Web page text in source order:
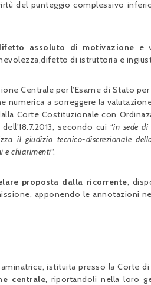
del punteggio complessivo
assoluto di motivazione e
di istruttoria e
Centrale per l’Esame di Stato per
a sorreggere la
Corte Costituzionale con
secondo cui “in sede
il giudizio tecnico-discrezionale
e chiarimenti“.
proposta dalla ricorrente,
apponendo le annotazioni
istituita presso la Corte
centrale, riportandoli nella loro